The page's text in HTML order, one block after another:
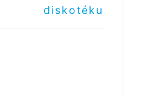
diskotéku